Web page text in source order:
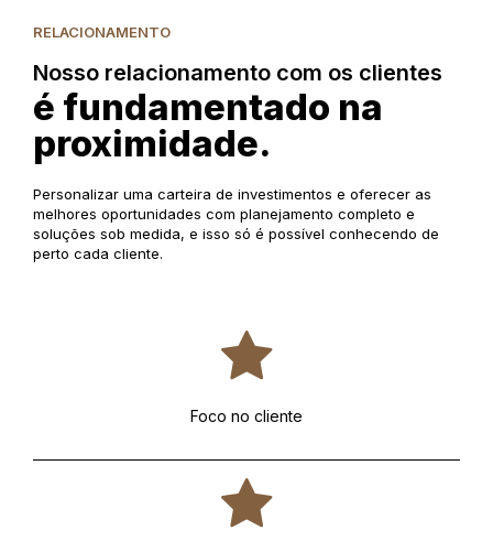
RELACIONAMENTO
Nosso relacionamento com os clientes
é fundamentado na
proximidade.
Personalizar uma carteira de investimentos e oferecer as
melhores oportunidades com planejamento completo e
soluções sob medida, e isso só é possível conhecendo de
perto cada cliente.
Foco no cliente